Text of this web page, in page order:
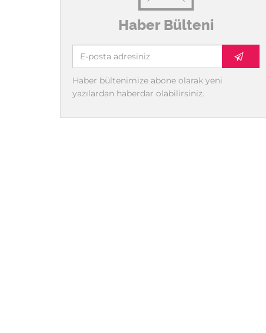
Haber Bülteni
Haber bültenimize abone olarak yeni
yazılardan haberdar olabilirsiniz.